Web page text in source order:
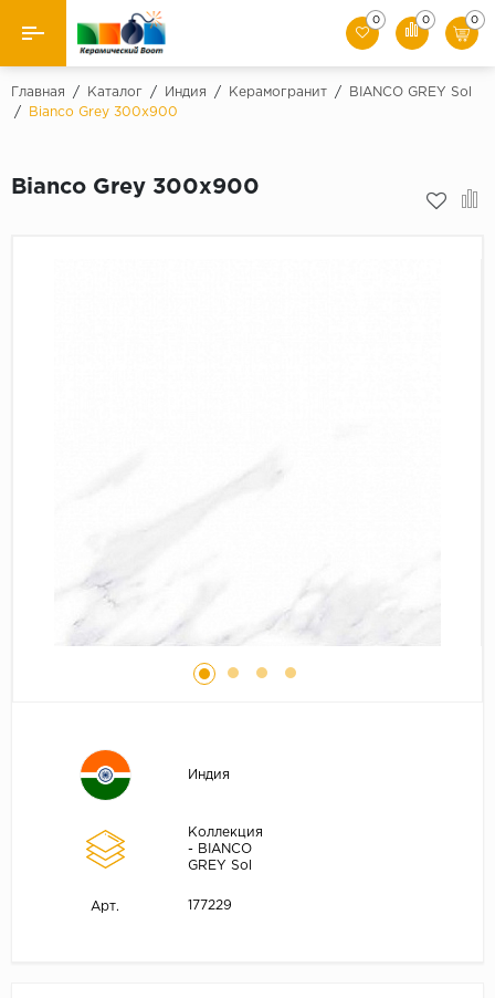
Назад
Керамическая плитка
0 0 0
Главная / Каталог / Индия / Керамогранит /
BIANCO GREY Sol
/
Bianco Grey 300x900
Bianco Grey 300x900
Индия
Коллекция
- BIANCO
GREY Sol
Арт. 177229